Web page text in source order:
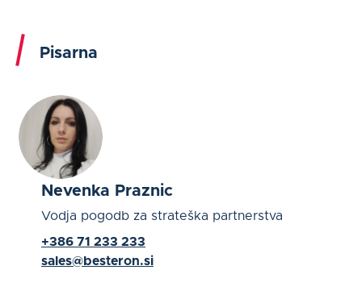
Pisarna
Nevenka Praznic
Vodja pogodb za strateška partnerstva
+386 71 233 233
sales@besteron.si